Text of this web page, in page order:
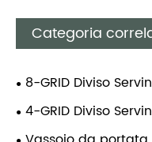
Categoria
8-GRID Diviso
4-GRID Diviso